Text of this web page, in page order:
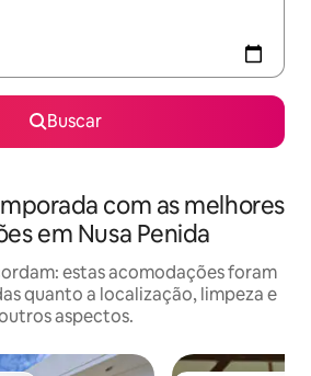
Buscar
com as melhores
em Nusa Penida
estas acomodações foram
quanto a localização, limpeza e
aspectos.